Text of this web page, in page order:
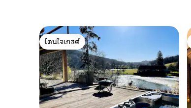
โดนใจเกสต์
โดนใจเกสต์